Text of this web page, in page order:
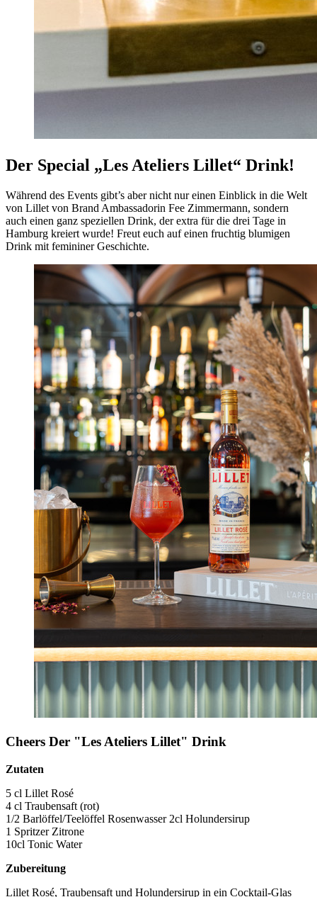
Der Special „Les Ateliers Lillet“ Drink!
Während des Events gibt’s aber nicht nur einen Einblick in die Welt
von Lillet von Brand Ambassadorin Fee Zimmermann, sondern
auch einen ganz speziellen Drink, der extra für die drei Tage in
Hamburg kreiert wurde! Freut euch auf einen fruchtig blumigen
Drink mit femininer Geschichte.
Cheers Der "Les Ateliers Lillet" Drink
Zutaten
5 cl Lillet Rosé
4 cl Traubensaft (rot)
1/2 Barlöffel/Teelöffel Rosenwasser 2cl Holundersirup
1 Spritzer Zitrone
10cl Tonic Water
Zubereitung
Lillet Rosé, Traubensaft und Holundersirup in ein Cocktail-Glas